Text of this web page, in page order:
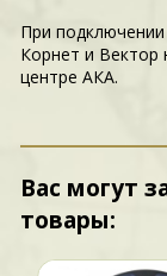
При
Корнет и Вектор
центре АКА.
Вас могут
товары: